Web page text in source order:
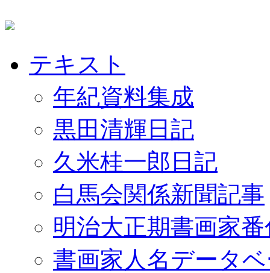
テキスト
年紀資料集成
黒田清輝日記
久米桂一郎日記
白馬会関係新聞記事
明治大正期書画家
書画家人名データ